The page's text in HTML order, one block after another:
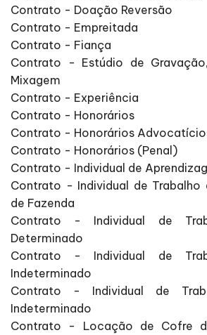
Contrato - Doação Reversão
Contrato - Empreitada
Contrato - Fiança
Contrato - Estúdio de
Mixagem
Contrato - Experiência
Contrato - Honorários
Contrato - Honorários
Contrato - Honorários (Penal)
Contrato - Individual de
Contrato - Individual de Trabalho
de Fazenda
Contrato - Individual de
Determinado
Contrato - Individual de
Indeterminado
Contrato - Individual de
Indeterminado
Contrato - Locação de Cofre